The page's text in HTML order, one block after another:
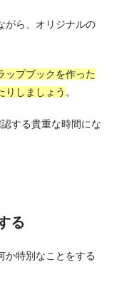
がら、オリジナルの
ップブックを作った
りしましょう 。
する貴重な時間にな
る
か特別なことをする